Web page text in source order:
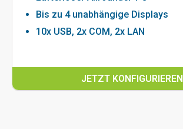
Bis zu 4 unabhängige Displays
10x USB, 2x COM, 2x LAN
JETZT KONFIGURIEREN